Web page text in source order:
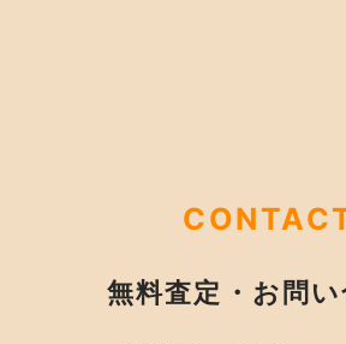
無料査定・お問